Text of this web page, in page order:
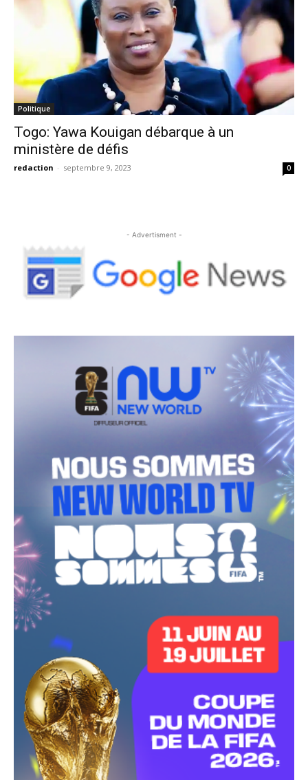
Politique
Togo: Yawa Kouigan débarque à un
ministère de défis
redaction - septembre 9, 2023 0
- Advertisment -